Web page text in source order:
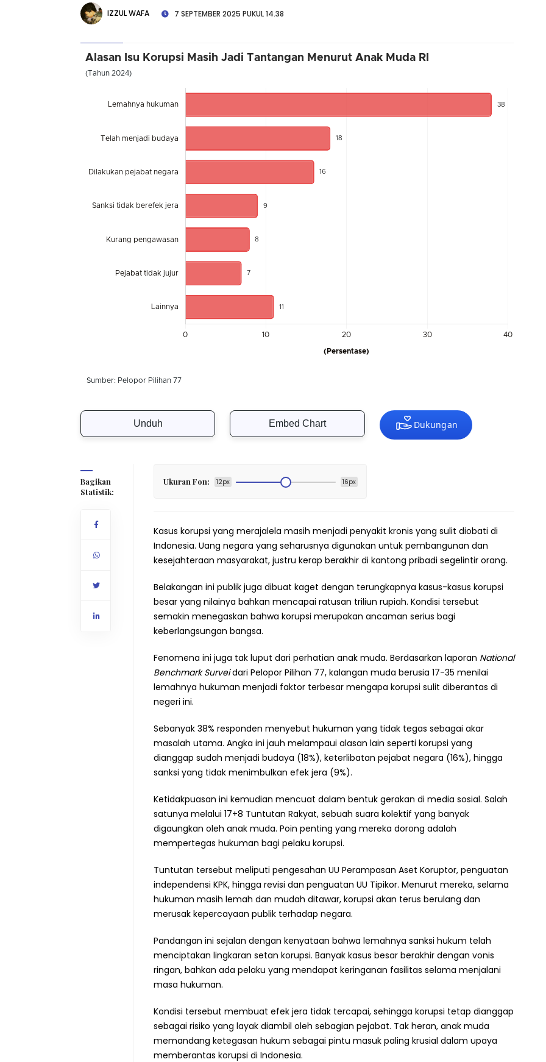
IZZUL WAFA 7 SEPTEMBER 2025 PUKUL 14.38
Alasan Isu Korupsi Masih Jadi Tantangan Menurut Anak Muda RI
(Tahun 2024)
Unduh Embed Chart
Bagikan
Statistik:
Ukuran Fon: 12px 16px
Kasus korupsi yang merajalela masih menjadi penyakit kronis yang sulit diobati di
Indonesia. Uang negara yang seharusnya digunakan untuk pembangunan dan
kesejahteraan masyarakat, justru kerap berakhir di kantong pribadi segelintir orang.
Belakangan ini publik juga dibuat kaget dengan terungkapnya kasus-kasus korupsi
besar yang nilainya bahkan mencapai ratusan triliun rupiah. Kondisi tersebut
semakin menegaskan bahwa korupsi merupakan ancaman serius bagi
keberlangsungan bangsa.
Fenomena ini juga tak luput dari perhatian anak muda. Berdasarkan laporan National
Benchmark Surveidari Pelopor Pilihan 77, kalangan muda berusia 17-35 menilai
lemahnya hukuman menjadi faktor terbesar mengapa korupsi sulit diberantas di
negeri ini.
Sebanyak 38% responden menyebut hukuman yang tidak tegas sebagai akar
masalah utama. Angka ini jauh melampaui alasan lain seperti korupsi yang
dianggap sudah menjadi budaya (18%), keterlibatan pejabat negara (16%), hingga
sanksi yang tidak menimbulkan efek jera (9%).
Ketidakpuasan ini kemudian mencuat dalam bentuk gerakan di media sosial. Salah
satunya melalui 17+8 Tuntutan Rakyat, sebuah suara kolektif yang banyak
digaungkan oleh anak muda. Poin penting yang mereka dorong adalah
mempertegas hukuman bagi pelaku korupsi.
Tuntutan tersebut meliputi pengesahan UU Perampasan Aset Koruptor, penguatan
independensi KPK, hingga revisi dan penguatan UU Tipikor. Menurut mereka, selama
hukuman masih lemah dan mudah ditawar, korupsi akan terus berulang dan
merusak kepercayaan publik terhadap negara.
Pandangan ini sejalan dengan kenyataan bahwa lemahnya sanksi hukum telah
menciptakan lingkaran setan korupsi. Banyak kasus besar berakhir dengan vonis
ringan, bahkan ada pelaku yang mendapat keringanan fasilitas selama menjalani
masa hukuman.
Kondisi tersebut membuat efek jera tidak tercapai, sehingga korupsi tetap dianggap
sebagai risiko yang layak diambil oleh sebagian pejabat. Tak heran, anak muda
memandang ketegasan hukum sebagai pintu masuk paling krusial dalam upaya
memberantas korupsi di Indonesia.